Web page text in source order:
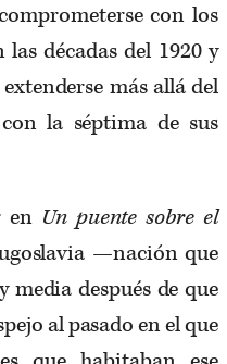
con los
décadas del 1920 y
más allá del
la séptima de sus
en Un puente sobre el
—nación que
media después de que
al pasado en el que